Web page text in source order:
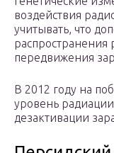
воздействия
учитывать, что
распространения
передвижения
В 2012 году на
уровень
дезактивации